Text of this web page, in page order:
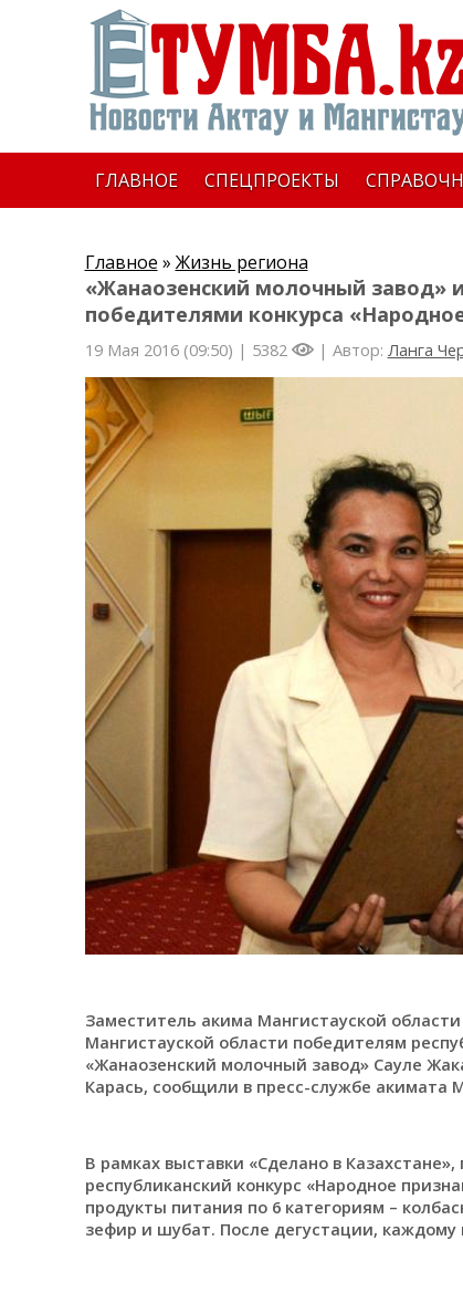
ГЛАВНОЕ СПЕЦПРОЕКТЫ
Главное » Жизнь региона
«Жанаозенский молочный завод»
победителями конкурса
19 Мая 2016 (09:50) | 5382 | Автор: Ланга
Заместитель акима Мангистауской
Мангистауской области победителям
«Жанаозенский молочный завод» Сауле
Карась, сообщили в пресс-службе акимата
В рамках выставки «Сделано в
республиканский конкурс «Народное
продукты питания по 6 категориям –
зефир и шубат. После дегустации,